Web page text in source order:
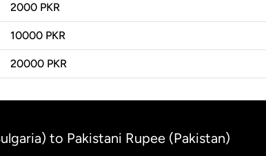
2000 PKR
10000 PKR
20000 PKR
to Pakistani Rupee (Pakistan)